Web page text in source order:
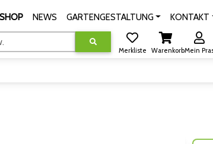
NEWS GARTENGESTALTUNG KONTAKT
Merkliste WarenkorbMein